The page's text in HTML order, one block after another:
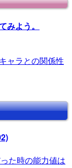
みよう。
ャラとの関係性
た時の能力値は